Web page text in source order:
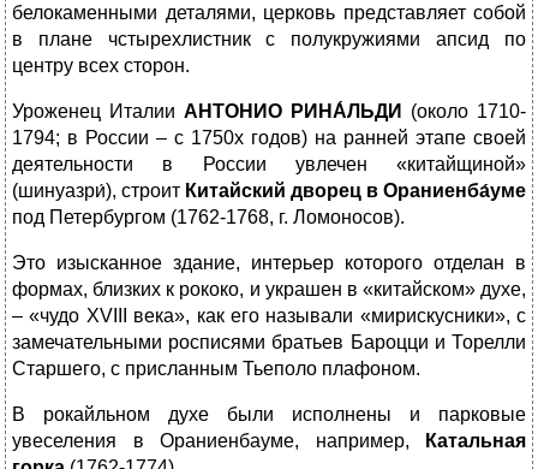
белокаменными деталями, церковь представляет собой
в плане чстырехлистник с полукружиями апсид по
центру всех сторон.
Уроженец Италии АНТОНИО РИНА́ЛЬДИ
(около 1710-
1794; в России – с 1750х годов) на ранней этапе своей
деятельности в России увлечен «китайщиной»
(шинуазри́), строит Китайский дворец в Ораниенба́уме
под Петербургом (1762-1768, г. Ломоносов).
Это изысканное здание, интерьер которого отделан в
формах, близких к рококо, и украшен в «китайском» духе,
– «чудо XVIII века», как его называли «мирискусники», с
замечательными росписями братьев Бароцци и Торелли
Старшего, с присланным Тьеполо плафоном.
В рокайльном духе были исполнены и парковые
увеселения в Ораниенбауме, например,
Катальная